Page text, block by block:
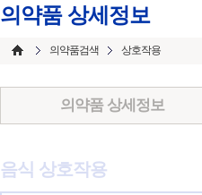
의약품 상세정보
의약품검색 상호작용
의약품 상세정보
음식 상호작용